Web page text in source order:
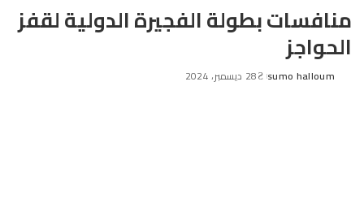
منافسات بطولة الفجيرة الدولية لقفز
الحواجز
Posted
sumo halloum 28 ديسمبر، 2024